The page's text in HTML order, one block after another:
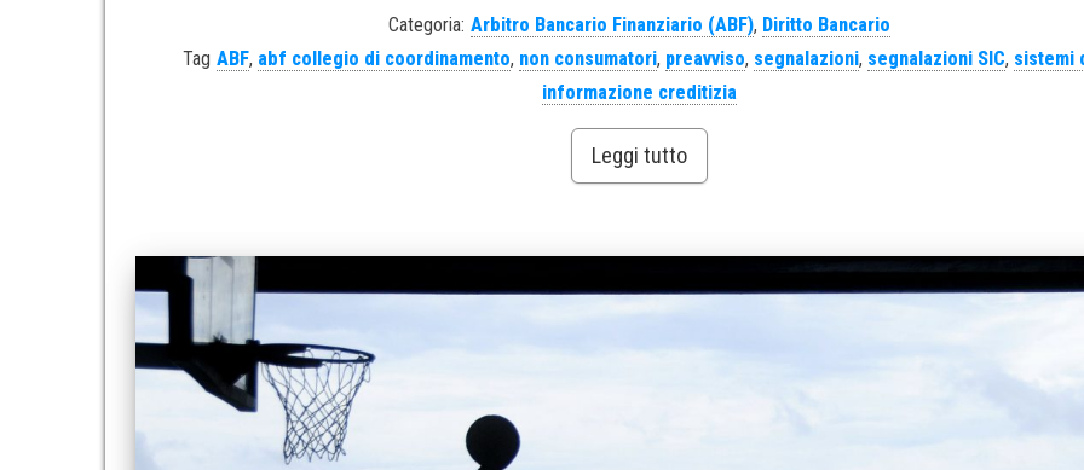
Categoria: Arbitro Bancario Finanziario (ABF), Diritto Bancario
Tag ABF, abf collegio di coordinamento, non consumatori, preavviso, segnalazioni, segnalazioni SIC, sistemi
informazione creditizia
Leggi tutto